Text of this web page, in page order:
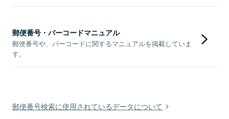
郵便番号・バーコードマニュアル
郵便番号や、バーコードに関するマニュアルを掲載していま
す。
郵便番号検索に使用されているデータについて